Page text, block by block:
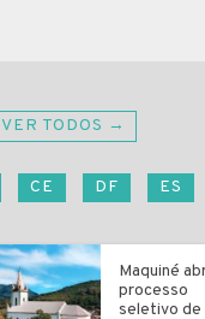
VER TODOS →
CE DF ES
Maquiné
processo
seletivo de